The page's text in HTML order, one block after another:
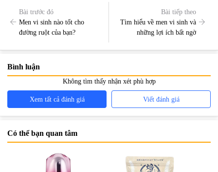
Bài trước đó
Men vi sinh nào tốt cho
đường ruột của bạn?
Bài tiếp theo
Tìm hiểu về men vi sinh và
những lợi ích bất ngờ
Bình luận
Không tìm thấy nhận xét phù hợp
Xem tất cả đánh giá Viết đánh giá
Có thể bạn quan tâm